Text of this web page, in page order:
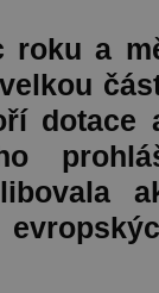
roku a
dotace